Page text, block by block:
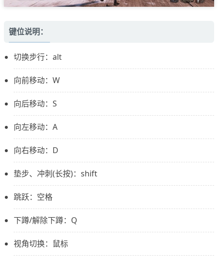
键位说明：
切换步行：alt
向前移动：W
向后移动：S
向左移动：A
向右移动：D
垫步、冲刺(长按)：shift
跳跃：空格
下蹲/解除下蹲：Q
视角切换：鼠标